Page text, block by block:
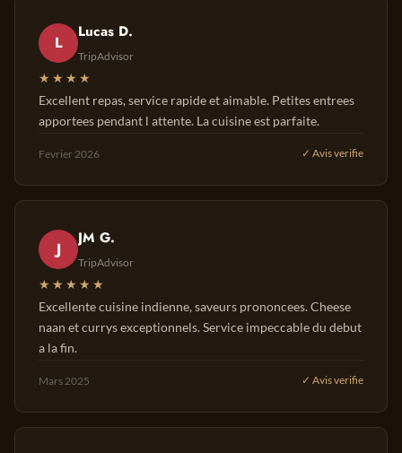
L
Lucas D.
TripAdvisor
★★★★
Excellent repas, service rapide et aimable. Petites entrees
apportees pendant l attente. La cuisine est parfaite.
Fevrier 2026 ✓ Avis verifie
J
JM G.
TripAdvisor
★★★★★
Excellente cuisine indienne, saveurs prononcees. Cheese
naan et currys exceptionnels. Service impeccable du debut
a la fin.
Mars 2025 ✓ Avis verifie